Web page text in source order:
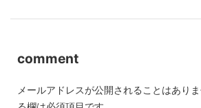
comment
メールアドレスが公開されることはありま